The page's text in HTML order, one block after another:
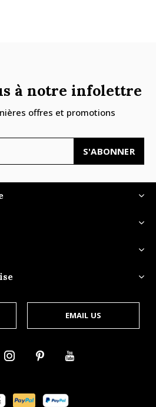
à notre infolettre
offres et promotions
S'ABONNER
EMAIL US